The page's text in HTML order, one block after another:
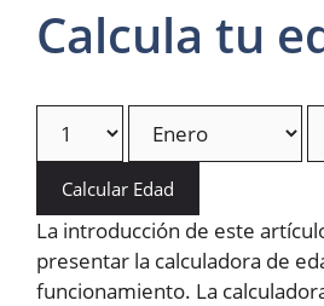
Calcula tu
Calcular Edad
La introducción de este
presentar la calculadora de
funcionamiento. La